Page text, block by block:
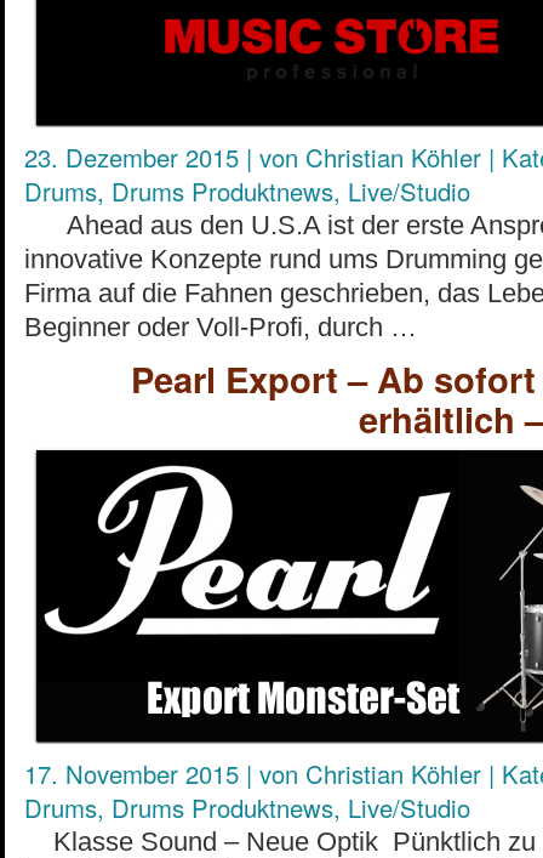
23. Dezember 2015 | von Christian Köhler |
Drums, Drums Produktnews, Live/Studio
Ahead aus den U.S.A ist der erste
innovative Konzepte rund ums Drumming
Firma auf die Fahnen geschrieben, das
Beginner oder Voll-Profi, durch …
Pearl Export – Ab
erhältlich
17. November 2015 | von Christian Köhler |
Drums, Drums Produktnews, Live/Studio
Klasse Sound – Neue Optik Pünktlich zu